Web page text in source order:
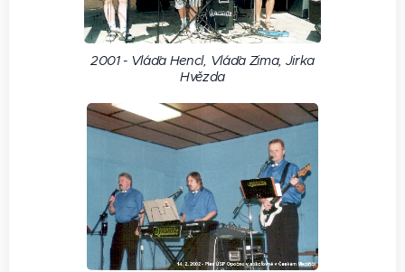
2001 - Vláďa Hencl, Vláďa Zima, Jirka
Hvězda